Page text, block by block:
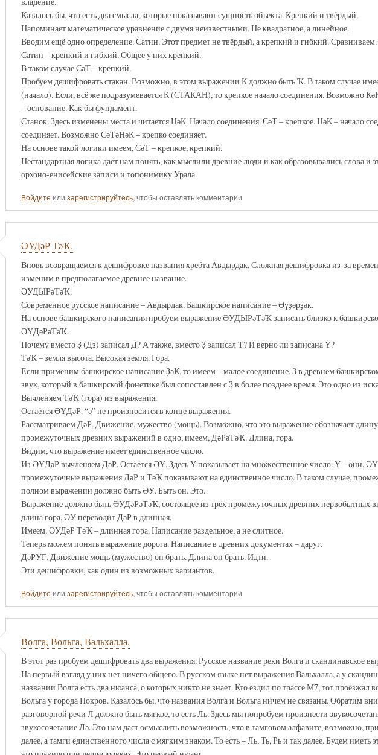
Казалось бы, что есть два смысла, которые показывают сущность объекта. Крепкий и твёрдый.
Напоминает математическое уравнение с двумя неизвестными. Не квадратное, а линейное.
Вводим ещё одно определение. Сатин. Этот предмет не твёрдый, а крепкий и гибкий. Сравниваем.
Сатин – крепкий и гибкий. Общее у них крепкий.
В таком случае СәТ – крепкий.
Пробуем дешифровать стакан. Возможно, в этом выражении К должно быть Ҡ. В таком случае
(начало). Если, всё же подразумевается К (СТАКАН), то крепкое начало соединения. Возможно
– основание. Как бы фундамент.
Станок. Здесь изменены места и читается НәК. Начало соединения. СәТ – крепкое. НәК – начало
соединяет. Возможно СәТәНәК – крепко соединяет.
На основе такой логики имеем, СәТ – крепкое, крепкий.
Нестандартная логика даёт нам понять, как мыслили древние люди и как образовывались слова
орхоно-енисейские записи и топонимику Урала.
Войдите или зарегистрируйтесь, чтобы оставлять комментарии
ӘУДәР ТәҠ.
Вновь возвращаемся к дешифровке названия хребта Авдырдак. Сложная дешифровка из-за
изменим в предполагаемое древнее название.
ӘУДЫРәТәҠ.
Современное русское написание – Авдырдак. Башкирское написание – Әүҙәрҙәк.
На основе башкирского написания пробуем выражение ӘУДЫРәТәҠ записать близко к
ӘҮДәРәТәҠ.
Почему вместо Ҙ (Дз) записал Д? А также, вместо Ҙ записал Т? И верно ли записана Ү?
ТәҠ – земля высота. Высокая земля. Гора.
Если применим башкирское написание ҘәК, то имеем – малое соединение. З в древнем
звук, который в башкирской фонетике был сопоставлен с Ҙ в более позднее время. Это одно из
Вычленяем ТәҠ (гора) из выражения.
Остаётся ӘҮДәР. “ә” не произносится в конце выражения.
Рассматриваем ДәР. Движение, мужество (мощь). Возможно, что это выражение обозначает
промежуточных древних выражений в одно, имеем, ДәРәТәҠ. Длина, гора.
Видим, что выражение имеет единственное число.
Из ӘҮДәР вычленяем ДәР. Остаётся ӘҮ. Здесь Ү показывает на множественное число. Ү – они.
промежуточные выражения ДәР и ТәҠ показывают на единственное число. В таком случае,
полном выражении должно быть ӘУ. Быть он. Это.
Выражение должно быть ӘУДәРәТәҠ, состоящее из трёх промежуточных древних
длина гора. ӘУ переводит ДәР в длинная.
Имеем. ӘУДәР ТәҠ – длинная гора. Написание раздельное, а не слитное.
Теперь можем понять выражение дорога. Написание в древних документах – даруг.
ДәРУГ. Движение мощь (мужество) он брать. Длина он брать. Идти.
Эти дешифровки, как один из возможных вариантов.
Войдите или зарегистрируйтесь, чтобы оставлять комментарии
Волга, Вольга, Вальхалла.
В этот раз пробуем дешифровать два выражения. Русское название реки Волга и скандинавское
На первый взгляд у них нет ничего общего. В русском языке нет выражения Вальхалла, а у
названии Волга есть два нюанса, о которых никто не знает. Кто ездил по трассе М7, тот проезжал
Вольга у города Покров. Казалось бы, что названия Волга и Вольга ничем не связаны. Обратим
разговорной речи Л должно быть мягкое, то есть Ль. Здесь мы попробуем произнести
звукосочетание Лә. Это нам даст осмыслить возможность, что в тамговом алфавите, возможно,
далее, а тамги единственного числа с мягким знаком. То есть – Ль, Ть, Рь и так далее. Будем иметь